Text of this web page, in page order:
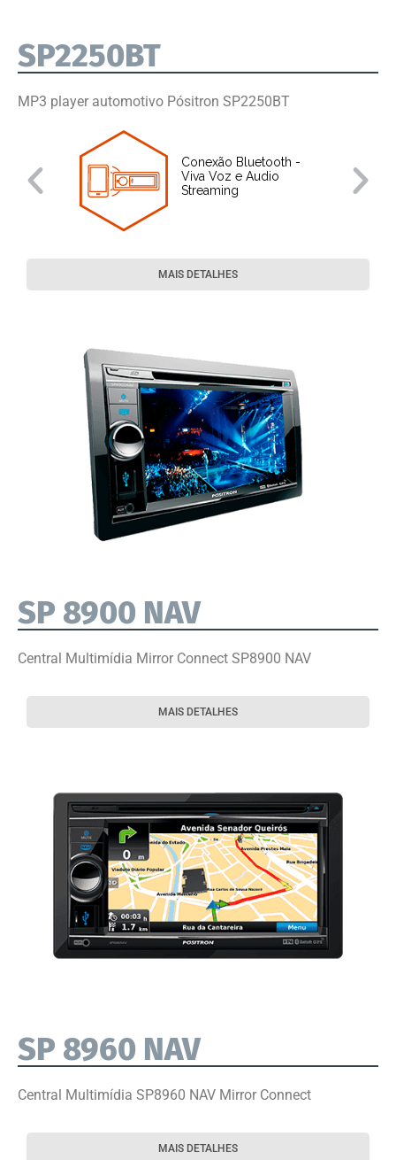
SP2250BT
MP3 player automotivo Pósitron SP2250BT
Conexão Bluetooth -
Viva Voz e Audio
Streaming
MAIS DETALHES
SP 8900 NAV
Central Multimídia Mirror Connect SP8900 NAV
MAIS DETALHES
SP 8960 NAV
Central Multimídia SP8960 NAV Mirror Connect
MAIS DETALHES